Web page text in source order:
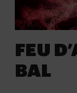
FEU
BAL